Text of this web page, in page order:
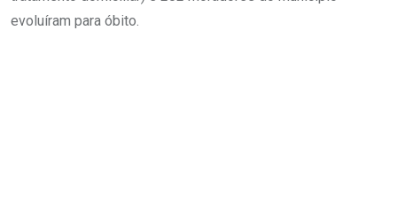
evoluíram para óbito.